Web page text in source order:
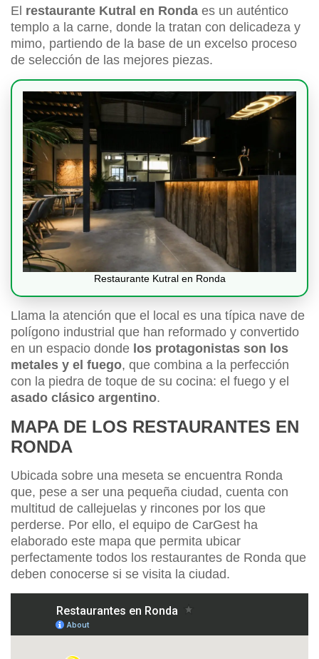
El restaurante Kutral en Ronda es un auténtico
templo a la carne, donde la tratan con delicadeza y
mimo, partiendo de la base de un excelso proceso
de selección de las mejores piezas.
Restaurante Kutral en Ronda
Llama la atención que el local es una típica nave de
polígono industrial que han reformado y convertido
en un espacio donde los protagonistas son los
metales y el fuego, que combina a la perfección
con la piedra de toque de su cocina: el fuego y el
asado clásico argentino.
MAPA DE LOS RESTAURANTES EN
RONDA
Ubicada sobre una meseta se encuentra Ronda
que, pese a ser una pequeña ciudad, cuenta con
multitud de callejuelas y rincones por los que
perderse. Por ello, el equipo de CarGest ha
elaborado este mapa que permita ubicar
perfectamente todos los restaurantes de Ronda que
deben conocerse si se visita la ciudad.